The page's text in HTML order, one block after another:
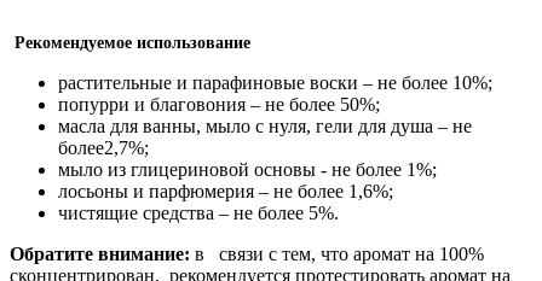
Рекомендуемое использование
растительные и парафиновые воски – не более 10%;
попурри и благовония – не более 50%;
масла для ванны, мыло с нуля, гели для душа – не
более2,7%;
мыло из глицериновой основы - не более 1%;
лосьоны и парфюмерия – не более 1,6%;
чистящие средства – не более 5%.
Обратите внимание: в связи с тем, что аромат на 100%
сконцентрирован, рекомендуется протестировать аромат на